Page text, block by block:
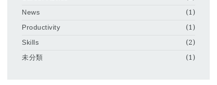
News
(1)
Productivity
(1)
Skills
(2)
未分類
(1)